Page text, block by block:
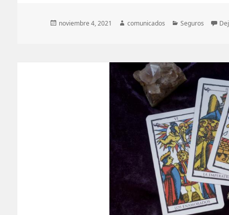
Publicado
noviembre 4, 2021 Autor
comunicados Categorías
Seguros